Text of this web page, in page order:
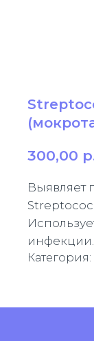
300,00
Выявляет
инфекции.